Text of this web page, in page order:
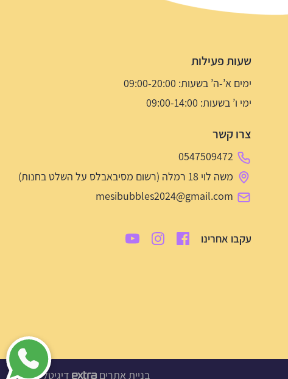
שעות פעילות
ימים א’-ה’ בשעות: 09:00-20:00
ימי ו’ בשעות: 09:00-14:00
צרו קשר
0547509472
משה לוי 18 רמלה (רשום מסיבאבלס על השלט בחנות)
mesibubbles2024@gmail.com
עקבו אחרינו
בניית אתרים דיגיטל